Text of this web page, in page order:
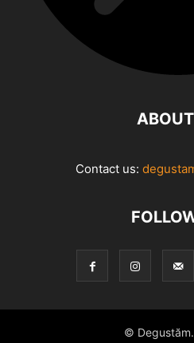
Contact us:
©